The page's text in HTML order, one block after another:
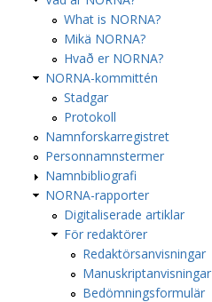
What is NORNA?
Mikä NORNA?
Hvað er NORNA?
NORNA-kommittén
Stadgar
Protokoll
Namnforskarregistret
Personnamnstermer
Namnbibliografi
NORNA-rapporter
Digitaliserade artiklar
För redaktörer
Redaktörsanvisningar
Manuskriptanvisningar
Bedömningsformulär